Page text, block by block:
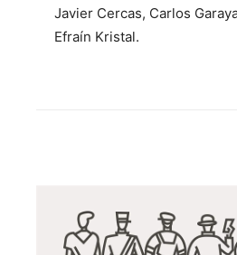
Javier Cercas, Carlos
Efraín Kristal.